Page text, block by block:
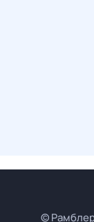
©